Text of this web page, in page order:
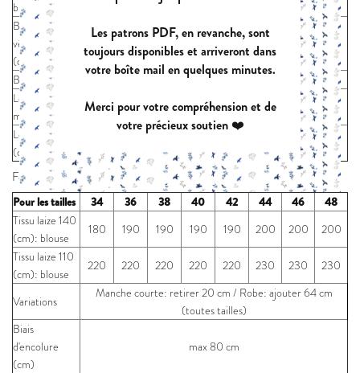
blouse (cm)
Bas du
vêtement
(cm)
164 168 172 187 193 199
Biceps (cm) 32,2 33,3 34,4 35,5 36,7 38,3 39,9
41,5
Longueur
manche (cm)
59 59 59 60 60 60 61
61
Longueur robe
(cm)
100 101
Fournitures:
Pour les tailles 34 36 38 40 42 44 46
48
Tissu laize 140
(cm): blouse
180 190 190 190 190 200 200
200
Tissu laize 110
(cm): blouse
220 220 220 220 220 230 230 230
Variations
Manche courte: retirer 20 cm / Robe: ajouter 64 cm
(toutes tailles)
Biais
d'encolure
(cm)
max 80 cm
Les patrons PDF, en revanche, sont
toujours disponibles et arriveront dans
votre boîte mail en quelques minutes.
Merci pour votre compréhension et de
votre précieux soutien ❤️